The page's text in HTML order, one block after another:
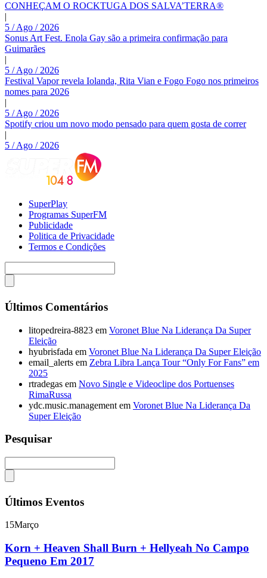
CONHEÇAM O ROCKTUGA DOS SALVA’TERRA®
|
5 / Ago / 2026
Sonus Art Fest. Enola Gay são a primeira confirmação para
Guimarães
|
5 / Ago / 2026
Festival Vapor revela Iolanda, Rita Vian e Fogo Fogo nos primeiros
nomes para 2026
|
5 / Ago / 2026
Spotify criou um novo modo pensado para quem gosta de correr
|
5 / Ago / 2026
SuperPlay
Programas SuperFM
Publicidade
Politica de Privacidade
Termos e Condições
Últimos Comentários
litopedreira-8823 em Voronet Blue Na Liderança Da Super
Eleição
hyubrisfada em Voronet Blue Na Liderança Da Super Eleição
email_alerts em Zebra Libra Lança Tour “Only For Fans” em
2025
rtradegas em Novo Single e Videoclipe dos Portuenses
RimaRussa
ydc.music.management em Voronet Blue Na Liderança Da
Super Eleição
Pesquisar
Últimos Eventos
15Março
Korn + Heaven Shall Burn + Hellyeah No Campo
Pequeno Em 2017